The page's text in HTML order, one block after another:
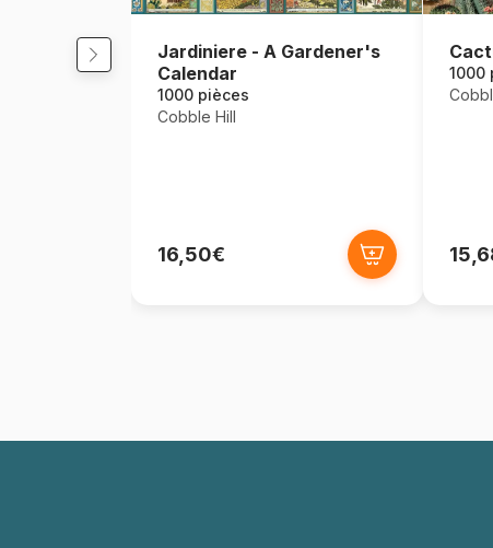
Jardiniere - A Gardener's
Calendar
1000 pièces
Cobble Hill
16,50€
1000